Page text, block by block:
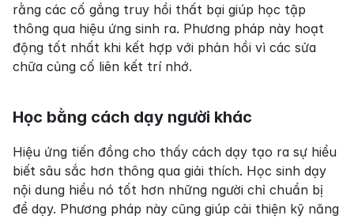
rằng các cố gắng truy hồi thất bại giúp học tập
thông qua hiệu ứng sinh ra. Phương pháp này hoạt
động tốt nhất khi kết hợp với phản hồi vì các sửa
chữa củng cố liên kết trí nhớ.
Học bằng cách dạy người khác
Hiệu ứng tiến đồng cho thấy cách dạy tạo ra sự hiểu
biết sâu sắc hơn thông qua giải thích. Học sinh dạy
nội dung hiểu nó tốt hơn những người chỉ chuẩn bị
để dạy. Phương pháp này cũng giúp cải thiện kỹ năng